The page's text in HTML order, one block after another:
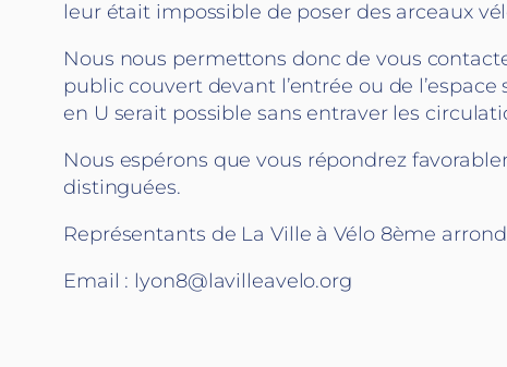
leur était impossible de poser des arceaux
Nous nous permettons donc de vous
public couvert devant l’entrée ou de
en U serait possible sans entraver les
Nous espérons que vous répondrez
distinguées.
Représentants de La Ville à Vélo 8ème
Email : lyon8@lavilleavelo.org